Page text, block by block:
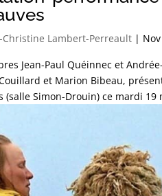
Christine Lambert-Perreault |
Jean-Paul Quéinnec et
et Marion Bibeau,
(salle Simon-Drouin) ce mardi 19